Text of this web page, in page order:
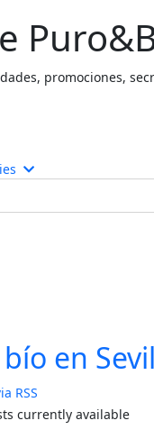
promociones,
Search...
en
RSS
currently available